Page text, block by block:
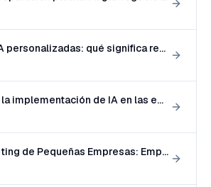
Soluciones de IA personalizadas: qué significa realmente "personalizado"
Por qué fracasa la implementación de IA en las empresas y qué distingue a los proyectos que sí funcionan
IA para el Marketing de Pequeñas Empresas: Empieza con Una Tarea, no Nueve Herramientas